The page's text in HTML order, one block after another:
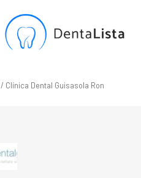
/ Clínica Dental Guisasola Ron